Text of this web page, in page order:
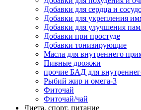
Добавки для сердца и
Добавки для укрепления
Добавки для улучшения
Добавки при простуде
Добавки тонизирующие
Масла для внутреннего
Пивные дрожжи
прочие БАД для
Рыбий жир и омега-3
Фиточай
Фиточай/чай
Диета, спорт, питание